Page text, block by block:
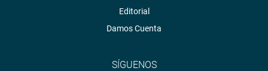
Editorial
Damos Cuenta
SÍGUENOS